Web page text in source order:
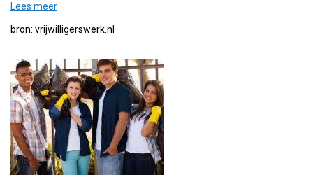
Lees meer
bron: vrijwilligerswerk.nl